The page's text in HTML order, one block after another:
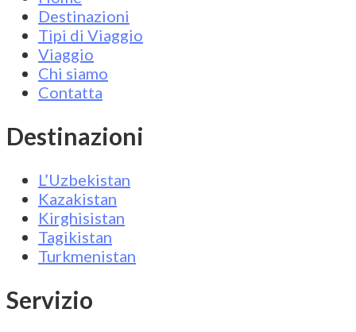
Destinazioni
Tipi di Viaggio
Viaggio
Chi siamo
Contatta
Destinazioni
L’Uzbekistan
Kazakistan
Kirghisistan
Tagikistan
Turkmenistan
Servizio